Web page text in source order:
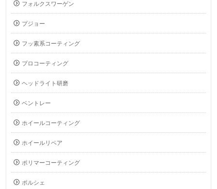
フォルクスワーゲン
プジョー
フッ素系コーティング
プロコーティング
ヘッドライト研磨
ベントレー
ホイールコーティング
ホイールリペア
ポリマーコーティング
ポルシェ